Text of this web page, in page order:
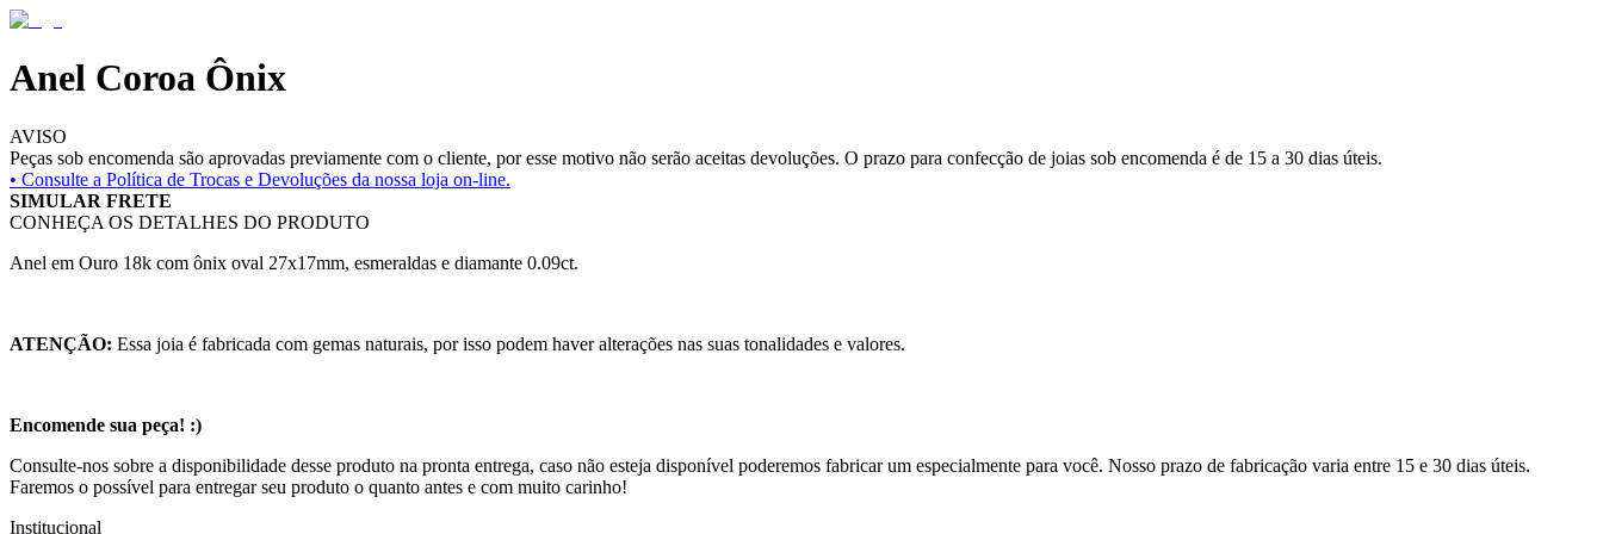
Anel Coroa Ônix
AVISO
Peças sob encomenda são aprovadas previamente com o cliente, por esse motivo não serão aceitas devoluções. O prazo para confecção de joias sob encomenda é de 15 a 30 dias úteis.
• Consulte a Política de Trocas e Devoluções da nossa loja on-line.
SIMULAR FRETE
CONHEÇA OS DETALHES DO PRODUTO
Anel em Ouro 18k com ônix oval 27x17mm, esmeraldas e diamante 0.09ct.
ATENÇÃO: Essa joia é fabricada com gemas naturais, por isso podem haver alterações nas suas tonalidades e valores.
Encomende sua peça! :)
Consulte-nos sobre a disponibilidade desse produto na pronta entrega, caso não esteja disponível poderemos fabricar um especialmente para você. Nosso prazo de fabricação varia entre 15 e 30 dias úteis.
Faremos o possível para entregar seu produto o quanto antes e com muito carinho!
Institucional